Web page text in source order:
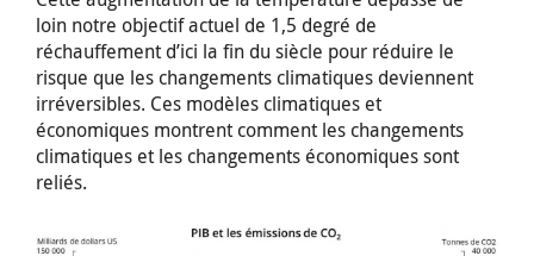
loin notre objectif actuel de 1,5 degré de
réchauffement d’ici la fin du siècle pour réduire le
risque que les changements climatiques deviennent
irréversibles. Ces modèles climatiques et
économiques montrent comment les changements
climatiques et les changements économiques sont
reliés.